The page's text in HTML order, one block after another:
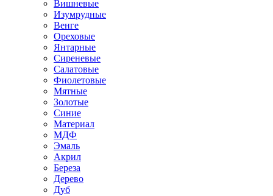
Вишневые
Изумрудные
Венге
Ореховые
Янтарные
Сиреневые
Салатовые
Фиолетовые
Мятные
Золотые
Синие
Материал
МДФ
Эмаль
Акрил
Береза
Дерево
Дуб